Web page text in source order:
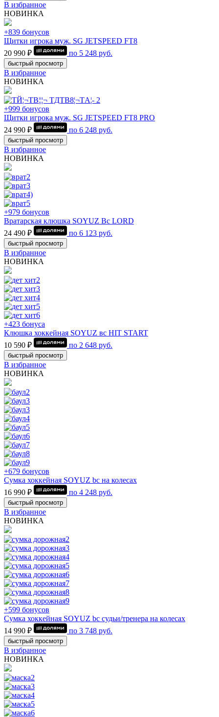
В избранное
НОВИНКА
+839 бонусов
Щитки игрока муж. SG JETSPEED FT8
20 990 ₽
по 5 248 руб.
быстрый просмотр
В избранное
НОВИНКА
+999 бонусов
Щитки игрока муж. SG JETSPEED FT8 PRO
24 990 ₽
по 6 248 руб.
быстрый просмотр
В избранное
НОВИНКА
+979 бонусов
Вратарская клюшка SOYUZ Bc LORD
24 490 ₽
по 6 123 руб.
быстрый просмотр
В избранное
НОВИНКА
+423 бонуса
Клюшка хоккейная SOYUZ вс HIT START
10 590 ₽
по 2 648 руб.
быстрый просмотр
В избранное
НОВИНКА
+679 бонусов
Сумка хоккейная SOYUZ bc на колесах
16 990 ₽
по 4 248 руб.
быстрый просмотр
В избранное
НОВИНКА
+599 бонусов
Сумка хоккейная SOYUZ bc судьи/тренера на колесах
14 990 ₽
по 3 748 руб.
быстрый просмотр
В избранное
НОВИНКА